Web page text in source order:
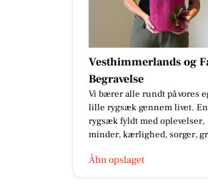
Vesthimmerlands og
Begravelse
Vi bærer alle rundt på vores
lille rygsæk gennem livet. En
rygsæk fyldt med oplevelser,
minder, kærlighed, sorger,
Åbn opslaget